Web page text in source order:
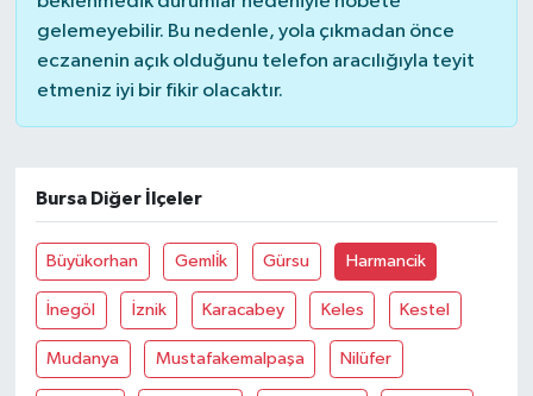
gelemeyebilir. Bu nedenle, yola çıkmadan önce
eczanenin açık olduğunu telefon aracılığıyla teyit
etmeniz iyi bir fikir olacaktır.
Bursa Diğer İlçeler
Büyükorhan Gemli̇k Gürsu Harmancik
İnegöl İznik Karacabey Keles Kestel
Mudanya Mustafakemalpaşa Nilüfer
DÜNYA